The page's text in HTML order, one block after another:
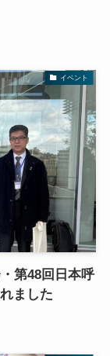
イベント
第48回日本呼
ました